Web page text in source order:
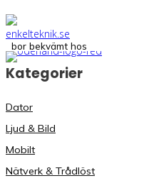
bor bekvämt hos
Kategorier
Dator
Ljud & Bild
Mobilt
Nätverk & Trådlöst